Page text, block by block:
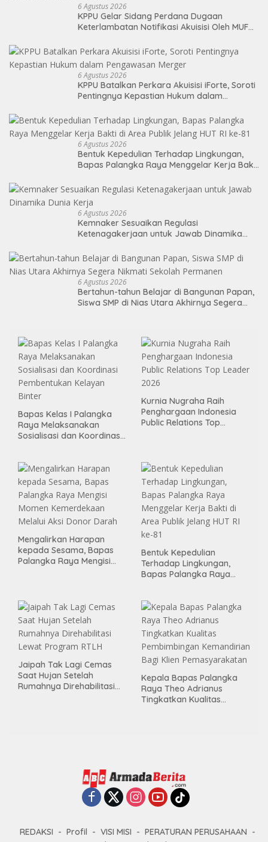
6 Agustus 2026
KPPU Gelar Sidang Perdana Dugaan
Keterlambatan Notifikasi Akuisisi Oleh MUFG
6 Agustus 2026
KPPU Batalkan Perkara Akuisisi iForte, Soroti
Pentingnya Kepastian Hukum dalam
6 Agustus 2026
Bentuk Kepedulian Terhadap Lingkungan,
Bapas Palangka Raya Menggelar Kerja Bakti
6 Agustus 2026
Kemnaker Sesuaikan Regulasi
Ketenagakerjaan untuk Jawab Dinamika
6 Agustus 2026
Bertahun-tahun Belajar di Bangunan Papan,
Siswa SMP di Nias Utara Akhirnya Segera
Bapas Kelas I Palangka
Raya Melaksanakan
Sosialisasi dan Koordinasi
Kurnia Nugraha Raih
Penghargaan Indonesia
Public Relations Top
Mengalirkan Harapan
kepada Sesama, Bapas
Palangka Raya Mengisi
Bentuk Kepedulian
Terhadap Lingkungan,
Bapas Palangka Raya
ke-81
Jaipah Tak Lagi Cemas
Saat Hujan Setelah
Rumahnya Direhabilitasi
Kepala Bapas Palangka
Raya Theo Adrianus
Tingkatkan Kualitas
REDAKSI Profil VISI MISI
PERATURAN PERUSAHAAN